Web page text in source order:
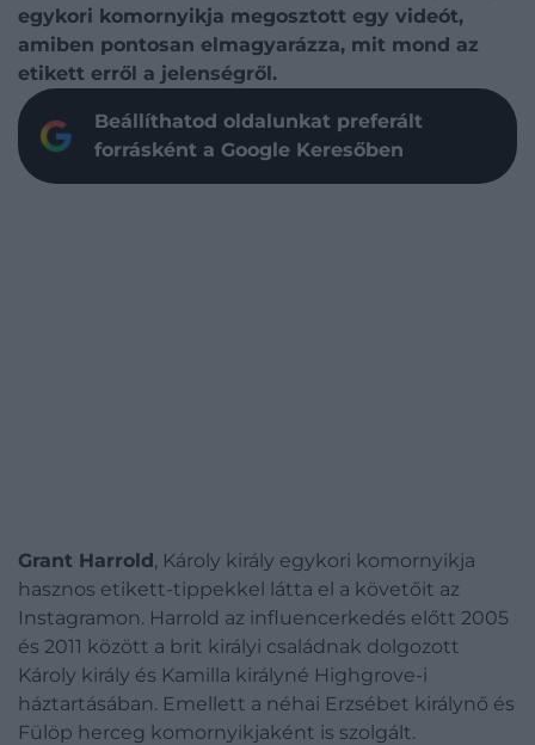
egykori komornyikja megosztott egy videót,
amiben pontosan elmagyarázza, mit mond az
etikett erről a jelenségről.
Beállíthatod oldalunkat preferált
forrásként a Google Keresőben
Grant Harrold, Károly király egykori komornyikja
hasznos etikett-tippekkel látta el a követőit az
Instagramon. Harrold az influencerkedés előtt 2005
és 2011 között a brit királyi családnak dolgozott
Károly király és Kamilla királyné Highgrove-i
háztartásában. Emellett a néhai Erzsébet királynő és
Fülöp herceg komornyikjaként is szolgált.